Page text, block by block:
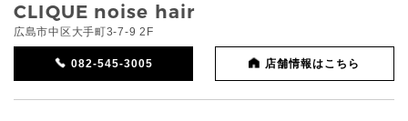
CLIQUE noise hair
広島市中区大手町3-7-9 2F
082-545-3005 店舗情報はこちら